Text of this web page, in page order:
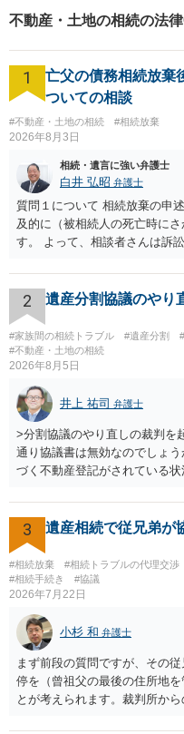
不動産・土地の相続の法
1
亡父の債務相続放棄
ついての相談
#不動産・土地の相続 #相続放棄
2026年8月3日
相続・遺言に強い弁護士
白井 弘昭 弁護士
質問１について 相続放棄の申
及的に（被相続人の死亡時に
す。 よって、相談者さんは訴
理証明を家庭裁判所で取得し
してください。 質問２につい
ば、第１回期日は出席する必
があり出席できない）との記
はないので、ｍｉｎｔｓでの
限までに届けばよい）で十分
にお問い合わせください。 以
2 遺産分割協議のやり
#家族間の相続トラブル #遺産分割
#不動産・土地の相続
2026年8月5日
井上 祐司 弁護士
>分割協議のやり直しの裁判を
通り協議書は無効なのでしょ
づく不動産登記がされている
方の訴訟の主張及び立証次第
医師の意見書、筆跡鑑定 が提
はありますが、 ・伯母様自身
様の意に反する遺産分割協議
であること からすると、実際
性はそれほど高くない（立証
言えると思います。
3 遺産相続で従兄弟が
#相続放棄 #相続トラブルの代理交渉
#相続手続き
#協議
2026年7月22日
小杉 和 弁護士
まず前段の質問ですが、その
停を（曾祖父の最後の住所地
とが考えられます。裁判所か